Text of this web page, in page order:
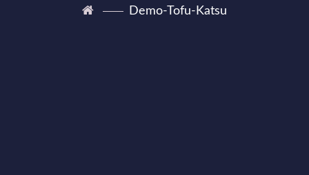
Demo-Tofu-Katsu